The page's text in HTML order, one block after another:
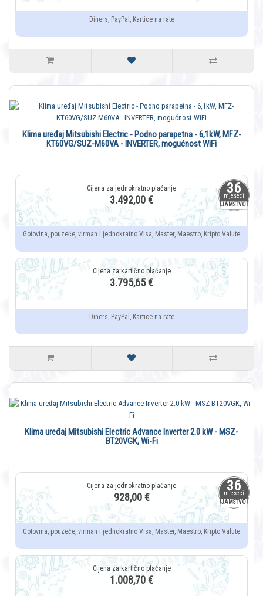
Diners, PayPal, Kartice na rate
36
mjeseci
JAMSTVO
Klima uređaj Mitsubishi Electric - Podno parapetna - 6,1kW, MFZ-
KT60VG/SUZ-M60VA - INVERTER, mogućnost WiFi
3.492,00 €
Gotovina, pouzeće, virman i jednokratno Visa, Master, Maestro, Kripto Valute
3.795,65 €
Diners, PayPal, Kartice na rate
36
mjeseci
JAMSTVO
Klima uređaj Mitsubishi Electric Advance Inverter 2.0 kW - MSZ-
BT20VGK, Wi-Fi
928,00 €
Gotovina, pouzeće, virman i jednokratno Visa, Master, Maestro, Kripto Valute
1.008,70 €